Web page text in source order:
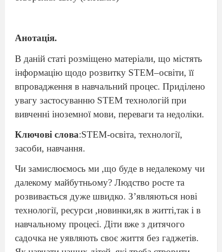
Анотація.
В даній статі розміщено матеріали, що містять
інформацію щодо розвитку STEM–освіти, її
впровадження в навчальний процес. Приділено
увагу застосуванню STEM технологій при
вивченні іноземної мови, переваги та недоліки.
Ключові слова:STEM-освіта, технології,
засоби, навчання.
Чи замислюємось ми ,що буде в недалекому чи
далекому майбутньому? Людство росте та
розвивається дуже швидко. З’являються нові
технології, ресурси ,новинки,як в житті,так і в
навчальному процесі. Діти вже з дитячого
садочка не уявляють своє життя без гаджетів.